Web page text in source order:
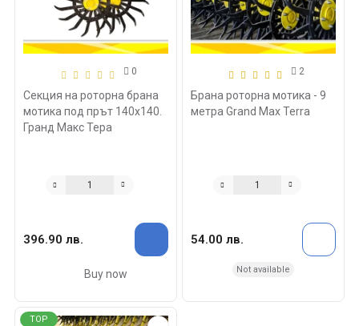
0
Секция на роторна брана
мотика под прът 140х140.
Гранд Макс Тера
396.90 лв.
Buy now
2
Брана роторна мотика - 9
метра Grand Max Terra
54.00 лв.
Not available
TOP